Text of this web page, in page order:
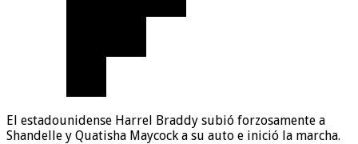
El estadounidense Harrel Braddy subió forzosamente a
Shandelle y Quatisha Maycock a su auto e inició la marcha.